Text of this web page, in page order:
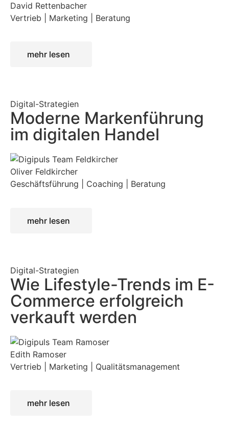
David Rettenbacher
Vertrieb | Marketing | Beratung
mehr lesen
Digital-Strategien
Moderne Markenführung
im digitalen Handel
Oliver Feldkircher
Geschäftsführung | Coaching | Beratung
mehr lesen
Digital-Strategien
Wie Lifestyle-Trends im E-
Commerce erfolgreich
verkauft werden
Edith Ramoser
Vertrieb | Marketing | Qualitätsmanagement
mehr lesen